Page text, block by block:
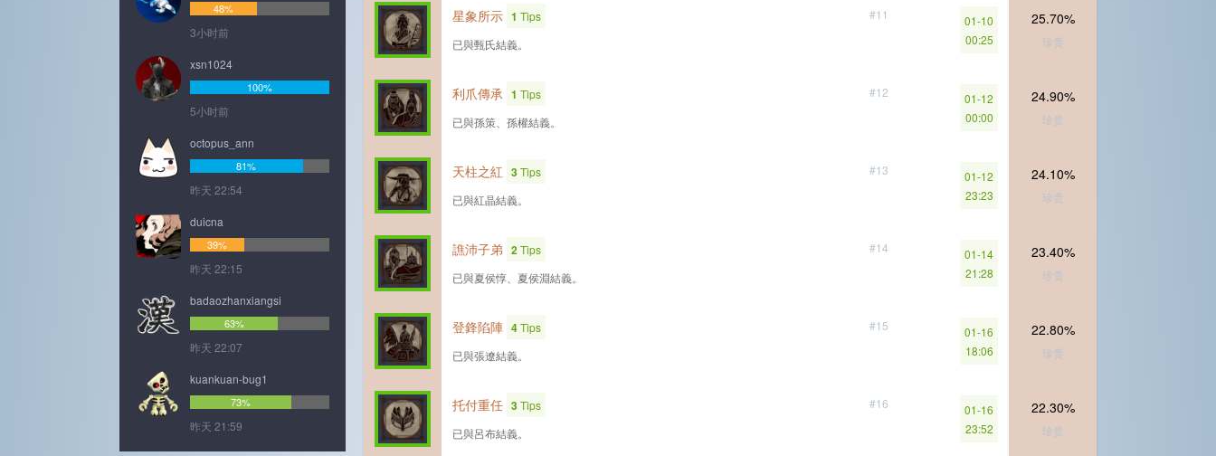
#11
星象所示 1 Tips
已與甄氏結義。
01-10
00:25
25.70%
珍贵
#12
利爪傳承 1 Tips
已與孫策、孫權結義。
01-12
00:00
24.90%
珍贵
#13
天柱之紅 3Tips
已與紅晶結義。
01-12
23:23
24.10%
珍贵
#14
譙沛子弟 2Tips
已與夏侯惇、夏侯淵結義。
01-14
21:28
23.40%
珍贵
#15
登鋒陷陣 4Tips
已與張遼結義。
01-16
18:06
22.80%
珍贵
#16
托付重任 3Tips
已與呂布結義。
01-16
23:52
22.30%
珍贵
48%
3小时前
xsn1024
100%
5小时前
octopus_ann
81%
昨天 22:54
duicna
39%
昨天 22:15
badaozhanxiangsi
63%
昨天 22:07
kuankuan-bug1
73%
昨天 21:59